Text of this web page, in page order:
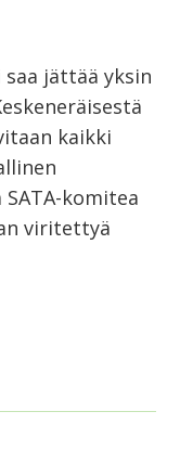
jättää yksin
kaikki
komitea
viritettyä